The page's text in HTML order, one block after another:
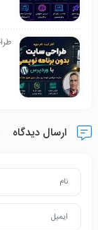
ارسال دیدگاه